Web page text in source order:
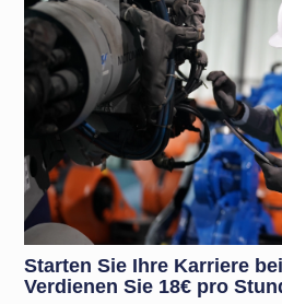
Starten Sie Ihre Karriere
Verdienen Sie 18€ pro